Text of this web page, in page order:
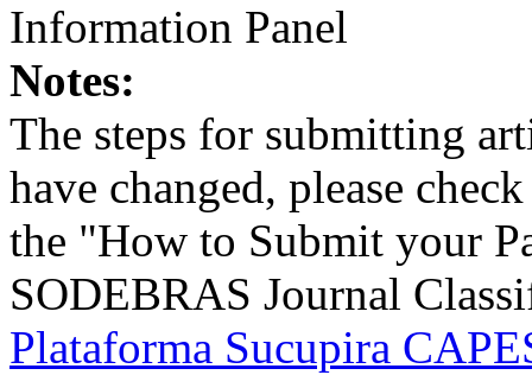
Information Panel
Notes:
The steps for submitting
have changed, please
the "How to Submit your
SODEBRAS Journal
Plataforma Sucupira